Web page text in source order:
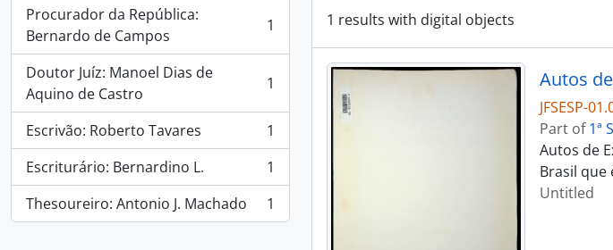
Procurador da República:
Bernardo de Campos
, 1 results 1
Doutor Juíz: Manoel Dias de
Aquino de Castro
, 1 results 1
Escrivão: Roberto Tavares
, 1 results
1
Escriturário: Bernardino L.
, 1 results
1
Thesoureiro: Antonio J. Machado
, 1 results 1
1 results with digital objects
Autos
JFSESP-
Part of1ª
Autos de
Brasil que
Untitled